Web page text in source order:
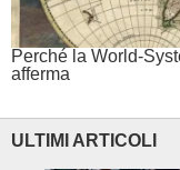
Perché la World-
afferma
ULTIMI ARTICOLI